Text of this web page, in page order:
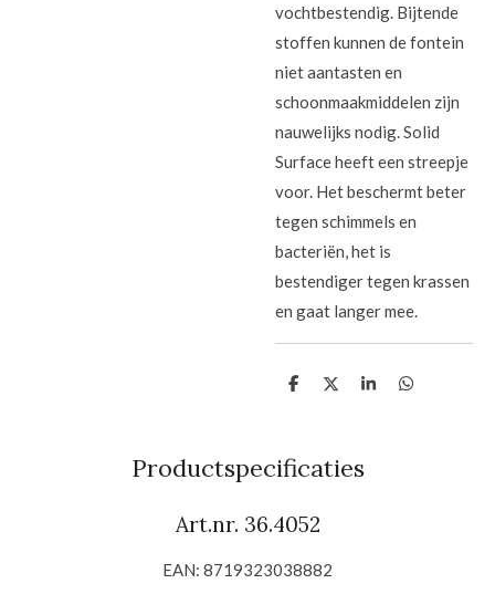
vochtbestendig. Bijtende
stoffen kunnen de fontein
niet aantasten en
schoonmaakmiddelen zijn
nauwelijks nodig. Solid
Surface heeft een streepje
voor. Het beschermt beter
tegen schimmels en
bacteriën, het is
bestendiger tegen krassen
en gaat langer mee.
D
n
D
S
D
Productspecificaties
Art.nr. 36.4052
EAN: 8719323038882